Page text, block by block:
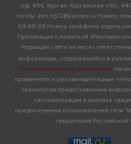
оф. 406, Курган, Курганская обл.,
почты: zen.ng72@yandex.ru Номер
69-98-08 Номер телефона отдела
Публикации с пометкой «Реклама»
Редакция сайта не несет
информации, содержащейся в
Пользовательское соглашение На
применяются рекомендательные
технологии предоставления
систематизации и анализа
предпочтениям пользователей сети
территории